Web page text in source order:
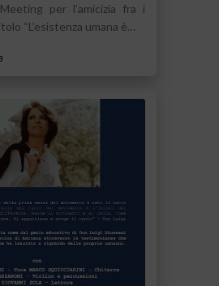
per l’amicizia fra i
“L’esistenza umana è…